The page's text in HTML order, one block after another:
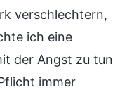
verschlechtern,
ich eine
der Angst zu tun
immer